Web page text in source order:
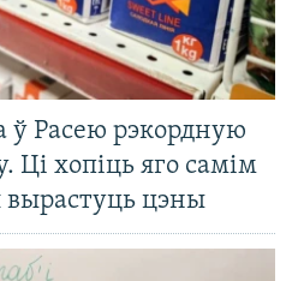
ў Расею рэкордную
Ці хопіць яго самім
вырастуць цэны